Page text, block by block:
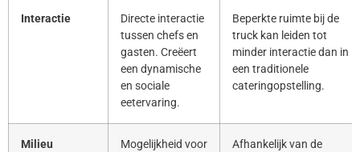
Interactie
Directe interactie
tussen chefs en
gasten. Creëert
een dynamische
en sociale
eetervaring.
Beperkte ruimte bij de
truck kan leiden tot
minder interactie dan in
een traditionele
cateringopstelling.
Milieu
Mogelijkheid voor
Afhankelijk van de